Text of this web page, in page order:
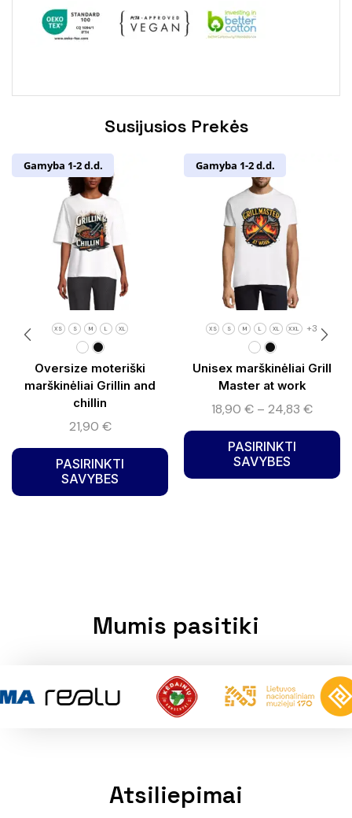
Susijusios Prekės
Gamyba 1-2 d.d.
XS S M L XL
Oversize moteriški
marškinėliai Grillin and
chillin
21,90 €
PASIRINKTI
SAVYBES
Gamyba 1-2 d.d.
XS S M L XL XXL +3
Unisex marškinėliai Grill
Master at work
18,90 € – 24,83 €
PASIRINKTI
SAVYBES
Mumis pasitiki
Atsiliepimai